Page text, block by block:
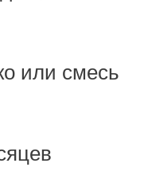
или смесь